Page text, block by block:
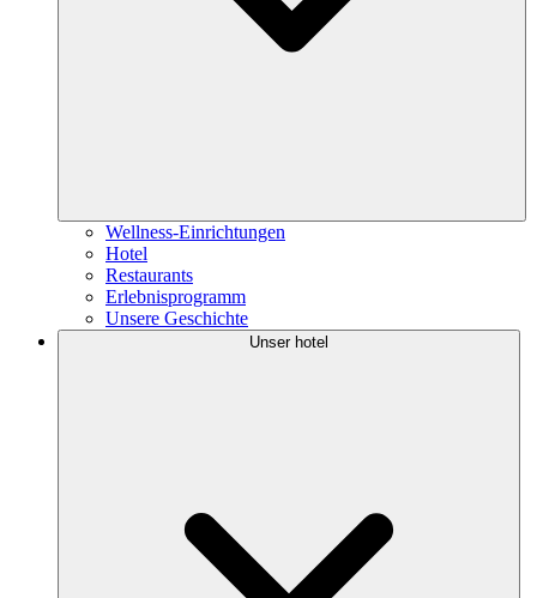
Wellness-Einrichtungen
Hotel
Restaurants
Erlebnisprogramm
Unsere Geschichte
Unser hotel